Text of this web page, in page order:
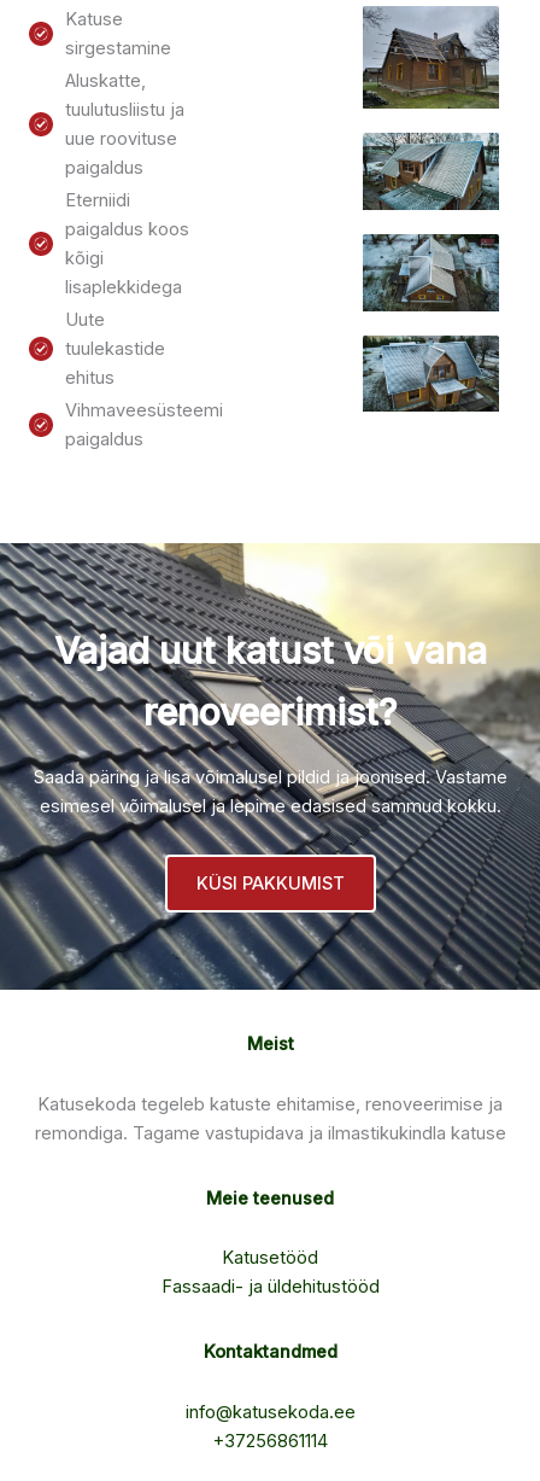
Katuse
sirgestamine
Aluskatte,
tuulutusliistu ja
uue roovituse
paigaldus
Eterniidi
paigaldus koos
kõigi
lisaplekkidega
Uute
tuulekastide
ehitus
Vihmaveesüsteemi
paigaldus
Vajad uut katust või vana
renoveerimist?
Saada päring ja lisa võimalusel pildid ja joonised. Vastame
esimesel võimalusel ja lepime edasised sammud kokku.
KÜSI PAKKUMIST
Meist
Katusekoda tegeleb katuste ehitamise, renoveerimise ja
remondiga. Tagame vastupidava ja ilmastikukindla katuse
Meie teenused
Katusetööd
Fassaadi- ja üldehitustööd
Kontaktandmed
info@katusekoda.ee
+37256861114